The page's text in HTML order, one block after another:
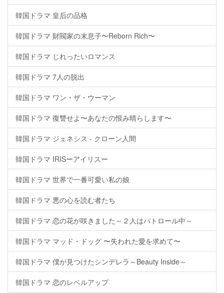
韓国ドラマ 皇后の品格
韓国ドラマ 財閥家の末息子〜Reborn Rich〜
韓国ドラマ じれったいロマンス
韓国ドラマ 7人の脱出
韓国ドラマ ワン・ザ・ウーマン
韓国ドラマ 復讐せよ〜あなたの恨み晴らします〜
韓国ドラマ ジェネシス - クローン人間
韓国ドラマ IRISーアイリスー
韓国ドラマ 世界で一番可愛い私の娘
韓国ドラマ 悪の心を読む者たち
韓国ドラマ 恋の花が咲きました～２人はパトロール中～
韓国ドラマ マッド・ドッグ 〜失われた愛を求めて〜
韓国ドラマ 僕が見つけたシンデレラ～Beauty Inside～
韓国ドラマ 恋のレベルアップ